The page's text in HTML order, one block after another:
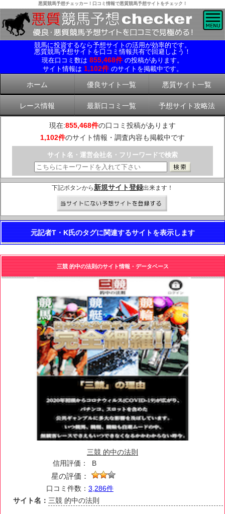
悪質競馬予想チェッカー！口コミ情報で悪質競馬予想サイトをチェック！
競馬に投資するなら予想サイトの活用が効率的です。
悪質競馬予想サイトを口コミ情報共有で回避しよう！
現在口コミ数は 855,468件 の投稿があります。
サイト情報は 1,102件 のサイトを掲載中です。
ホーム 優良サイト一覧 悪質サイト一覧
レース情報 最新口コミ一覧 予想サイト攻略法
現在:855,468件の口コミ投稿があります
1,102件のサイト情報・調査内容も掲載中です
サイト名・運営会社名・フリーワードで検索
下記ボタンから 新規サイト登録出来ます！
元記者T・K氏のタグに関連するサイトを表示します
三競 的中の法則のサイト情報・データベース
三競 的中の法則
信用評価：
B
星の評価：
口コミ件数： 3,286件
サイト名： 三競 的中の法則